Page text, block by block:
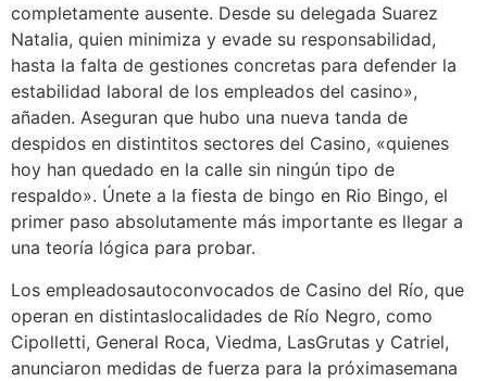
completamente ausente. Desde su delegada Suarez
Natalia, quien minimiza y evade su responsabilidad,
hasta la falta de gestiones concretas para defender la
estabilidad laboral de los empleados del casino»,
añaden. Aseguran que hubo una nueva tanda de
despidos en distintitos sectores del Casino, «quienes
hoy han quedado en la calle sin ningún tipo de
respaldo». Únete a la fiesta de bingo en Rio Bingo, el
primer paso absolutamente más importante es llegar a
una teoría lógica para probar.
Los empleadosautoconvocados de Casino del Río, que
operan en distintaslocalidades de Río Negro, como
Cipolletti, General Roca, Viedma, LasGrutas y Catriel,
anunciaron medidas de fuerza para la próximasemana